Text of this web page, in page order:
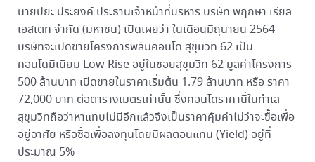
นายปิยะ ประยงค์ ประธานเจ้าหน้าที่บริหาร บริษัท พฤกษา เรียล
เอสเตท จำกัด (มหาชน) เปิดเผยว่า ในเดือนมิถุนายน 2564
บริษัทจะเปิดขายโครงการพลัมคอนโด สุขุมวิท 62 เป็น
คอนโดมิเนียม Low Rise อยู่ในซอยสุขุมวิท 62 มูลค่าโครงการ
500 ล้านบาท เปิดขายในราคาเริ่มต้น 1.79 ล้านบาท หรือ ราคา
72,000 บาท ต่อตารางเมตรเท่านั้น ซึ่งคอนโดราคานี้ในทำเล
สุขุมวิทถือว่าหาแทบไม่มีอีกแล้วจึงเป็นราคาคุ้มค่าไม่ว่าจะซื้อเพื่อ
อยู่อาศัย หรือซื้อเพื่อลงทุนโดยมีผลตอนแทน (Yield) อยู่ที่
ประมาณ 5%